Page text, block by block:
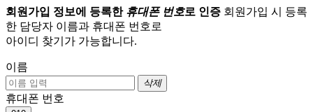
회원가입 정보에 등록한 휴대폰 번호로 인증 회원가입 시 등록
한 담당자 이름과 휴대폰 번호로
아이디 찾기가 가능합니다.
이름
삭제
휴대폰 번호